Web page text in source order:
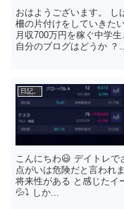
おはようございます。 し
柵の片付けをしていきた
月収700万円を稼ぐ中学
自分のブログはどうか ？
日記。
こんにちわ😃 デイトレ
点がいは危険だと言われ
将来性がある と感じたイ
💦⤵️ しか...